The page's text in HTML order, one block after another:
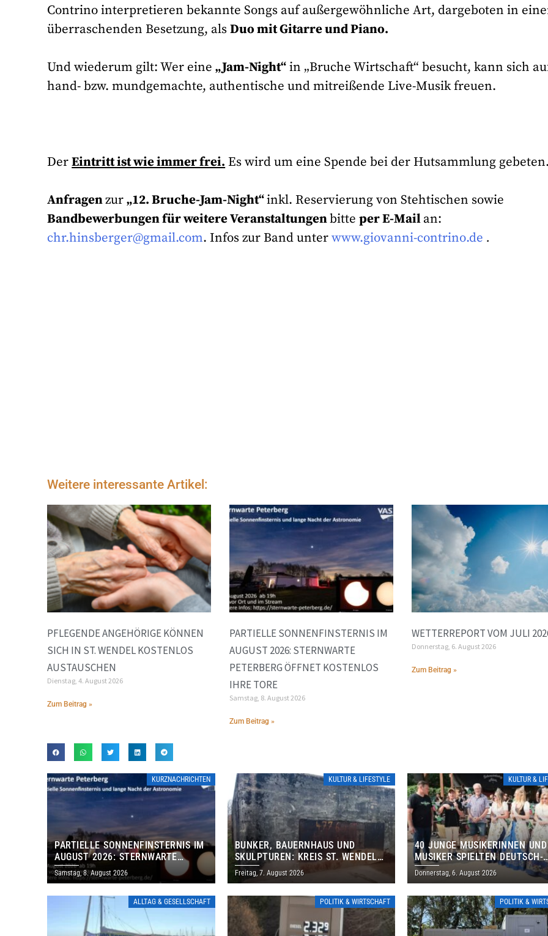
Contrino interpretieren bekannte Songs auf außergewöhnliche Art, dargeboten in
überraschenden Besetzung, alsDuo mit Gitarre und Piano.
Und wiederum gilt: Wer eine„Jam-Night“in „Bruche Wirtschaft“ besucht, kann sich
hand- bzw. mundgemachte, authentische und mitreißende Live-Musik freuen.
DerEintritt ist wie immer frei. Es wird um eine Spende bei der Hutsammlung
Anfragenzur„12. Bruche-Jam-Night“inkl. Reservierung von Stehtischen sowie
Bandbewerbungen für weitere Veranstaltungenbitteper E-Mailan:
chr.hinsberger@gmail.com. Infos zur Band unterwww.giovanni-contrino.de .
Weitere interessante Artikel:
PFLEGENDE ANGEHÖRIGE KÖNNEN
SICH IN ST. WENDEL KOSTENLOS
AUSTAUSCHEN
Dienstag, 4. August 2026
Zum Beitrag »
PARTIELLE SONNENFINSTERNIS IM
AUGUST 2026: STERNWARTE
PETERBERG ÖFFNET KOSTENLOS
IHRE TORE
Samstag, 8. August 2026
Zum Beitrag »
WETTERREPORT VOM JULI
Donnerstag, 6. August 2026
Zum Beitrag »
KURZNACHRICHTEN
PARTIELLE SONNENFINSTERNIS IM
AUGUST 2026: STERNWARTE
PETERBERG ÖFFNET KOSTENLOS
IHRE TORE
Samstag, 8. August 2026
KULTUR & LIFESTYLE
BUNKER, BAUERNHAUS UND
SKULPTUREN: KREIS ST. WENDEL
LÄDT ZUM TAG DES OFFENEN
DENKMALS EIN
Freitag, 7. August 2026
KULTUR &
40 JUNGE MUSIKERINNEN UND
MUSIKER SPIELTEN DEUTSCH-
BRASILIANISCHES
THOLEY
Donnerstag, 6. August 2026
ALLTAG & GESELLSCHAFT POLITIK & WIRTSCHAFT POLITIK &